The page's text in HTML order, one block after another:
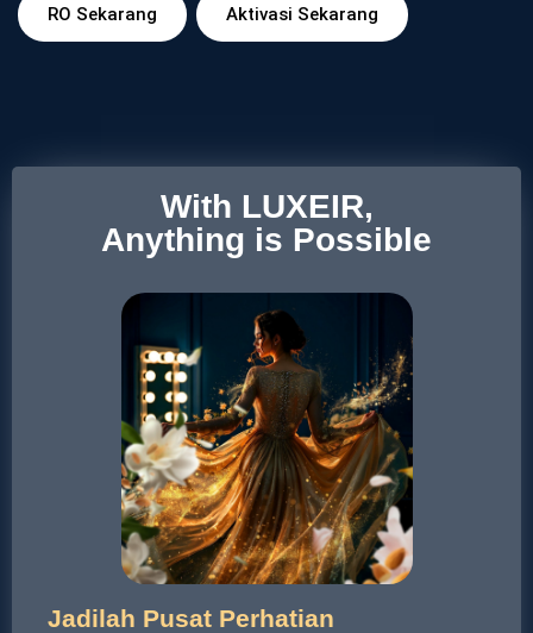
RO Sekarang Aktivasi Sekarang
With LUXEIR,
Anything is Possible
Jadilah Pusat Perhatian